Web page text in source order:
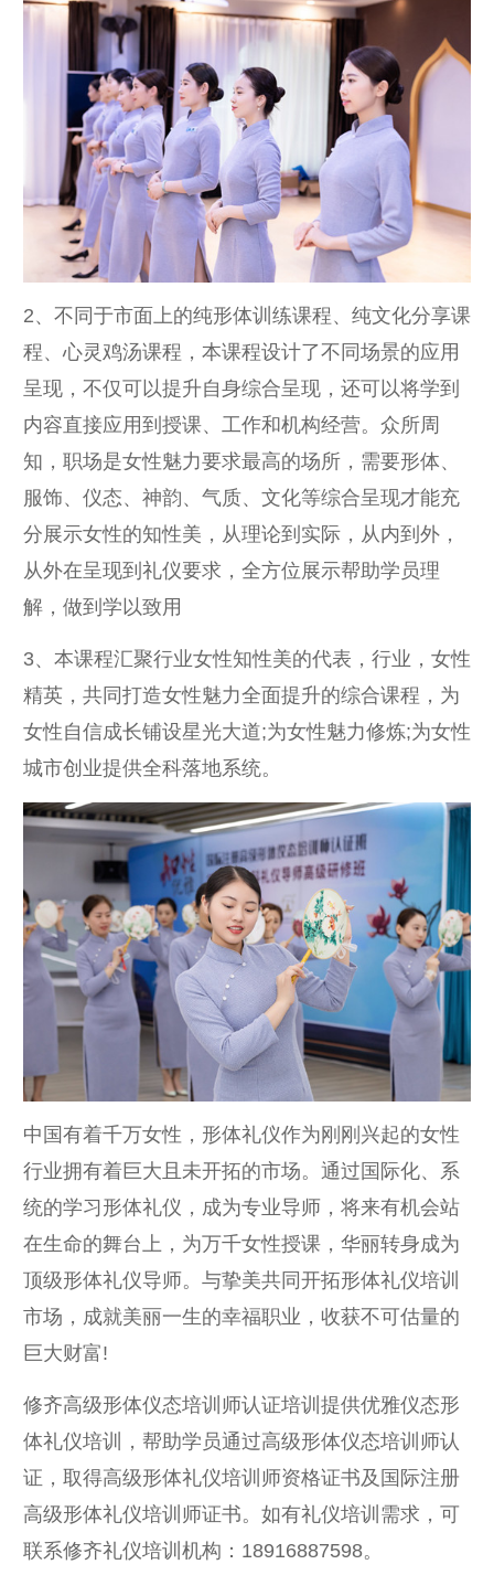
2、不同于市面上的纯形体训练课程、纯文化分享课
程、心灵鸡汤课程，本课程设计了不同场景的应用
呈现，不仅可以提升自身综合呈现，还可以将学到
内容直接应用到授课、工作和机构经营。众所周
知，职场是女性魅力要求最高的场所，需要形体、
服饰、仪态、神韵、气质、文化等综合呈现才能充
分展示女性的知性美，从理论到实际，从内到外，
从外在呈现到礼仪要求，全方位展示帮助学员理
解，做到学以致用
3、本课程汇聚行业女性知性美的代表，行业，女性
精英，共同打造女性魅力全面提升的综合课程，为
女性自信成长铺设星光大道;为女性魅力修炼;为女性
城市创业提供全科落地系统。
中国有着千万女性，形体礼仪作为刚刚兴起的女性
行业拥有着巨大且未开拓的市场。通过国际化、系
统的学习形体礼仪，成为专业导师，将来有机会站
在生命的舞台上，为万千女性授课，华丽转身成为
顶级形体礼仪导师。与挚美共同开拓形体礼仪培训
市场，成就美丽一生的幸福职业，收获不可估量的
巨大财富!
修齐高级形体仪态培训师认证培训提供优雅仪态形
体礼仪培训，帮助学员通过高级形体仪态培训师认
证，取得高级形体礼仪培训师资格证书及国际注册
高级形体礼仪培训师证书。如有礼仪培训需求，可
联系修齐礼仪培训机构：18916887598。